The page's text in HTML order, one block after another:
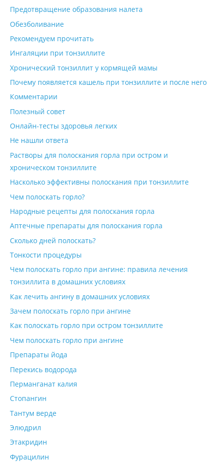
Предотвращение образования налета
Обезболивание
Рекомендуем прочитать
Ингаляции при тонзиллите
Хронический тонзиллит у кормящей мамы
Почему появляется кашель при тонзиллите и после него
Комментарии
Полезный совет
Онлайн-тесты здоровья легких
Не нашли ответа
Растворы для полоскания горла при остром и
хроническом тонзиллите
Насколько эффективны полоскания при тонзиллите
Чем полоскать горло?
Народные рецепты для полоскания горла
Аптечные препараты для полоскания горла
Сколько дней полоскать?
Тонкости процедуры
Чем полоскать горло при ангине: правила лечения
тонзиллита в домашних условиях
Как лечить ангину в домашних условиях
Зачем полоскать горло при ангине
Как полоскать горло при остром тонзиллите
Чем полоскать горло при ангине
Препараты йода
Перекись водорода
Перманганат калия
Стопангин
Тантум верде
Элюдрил
Этакридин
Фурацилин